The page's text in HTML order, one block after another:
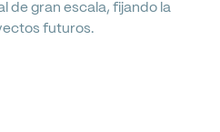
de gran escala, fijando la
futuros.